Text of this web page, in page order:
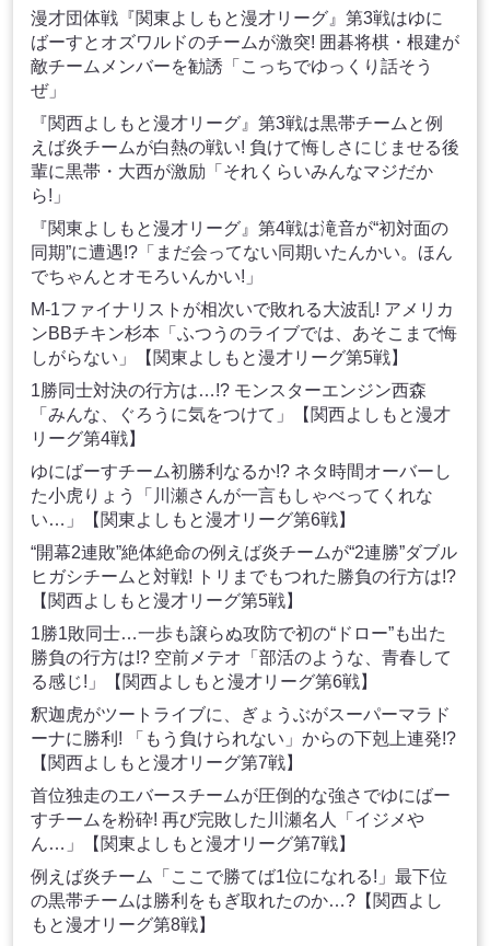
漫才団体戦『関東よしもと漫才リーグ』第3戦はゆに
ばーすとオズワルドのチームが激突! 囲碁将棋・根建が
敵チームメンバーを勧誘「こっちでゆっくり話そう
ぜ」
『関西よしもと漫才リーグ』第3戦は黒帯チームと例
えば炎チームが白熱の戦い! 負けて悔しさにじませる後
輩に黒帯・大西が激励「それくらいみんなマジだか
ら!」
『関東よしもと漫才リーグ』第4戦は滝音が“初対面の
同期”に遭遇!?「まだ会ってない同期いたんかい。ほん
でちゃんとオモろいんかい!」
M-1ファイナリストが相次いで敗れる大波乱! アメリカ
ンBBチキン杉本「ふつうのライブでは、あそこまで悔
しがらない」【関東よしもと漫才リーグ第5戦】
1勝同士対決の行方は…!? モンスターエンジン西森
「みんな、ぐろうに気をつけて」【関西よしもと漫才
リーグ第4戦】
ゆにばーすチーム初勝利なるか!? ネタ時間オーバーし
た小虎りょう「川瀬さんが一言もしゃべってくれな
い…」【関東よしもと漫才リーグ第6戦】
“開幕2連敗”絶体絶命の例えば炎チームが“2連勝”ダブル
ヒガシチームと対戦! トリまでもつれた勝負の行方は!?
【関西よしもと漫才リーグ第5戦】
1勝1敗同士…一歩も譲らぬ攻防で初の“ドロー”も出た
勝負の行方は!? 空前メテオ「部活のような、青春して
る感じ!」【関西よしもと漫才リーグ第6戦】
釈迦虎がツートライブに、ぎょうぶがスーパーマラド
ーナに勝利! 「もう負けられない」からの下剋上連発!?
【関西よしもと漫才リーグ第7戦】
首位独走のエバースチームが圧倒的な強さでゆにばー
すチームを粉砕! 再び完敗した川瀬名人「イジメや
ん…」【関東よしもと漫才リーグ第7戦】
例えば炎チーム「ここで勝てば1位になれる!」最下位
の黒帯チームは勝利をもぎ取れたのか…?【関西よし
もと漫才リーグ第8戦】